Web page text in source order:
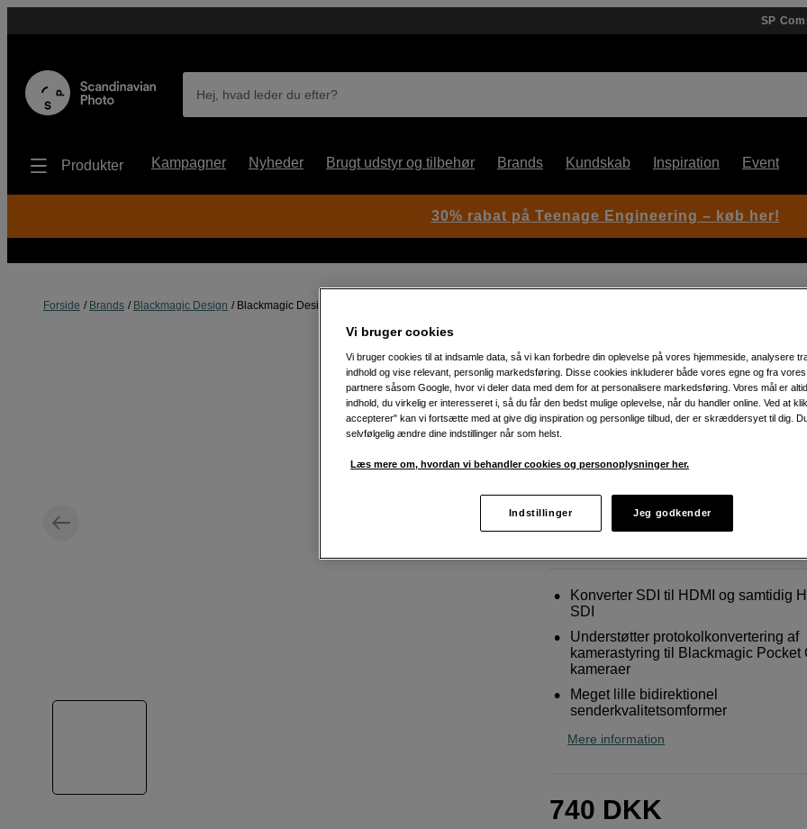
SP
Hej, hvad leder du efter?
Produkter Kampagner Nyheder Brugt udstyr og tilbehør Brands Kundskab Inspiration Event
Forside Brands Blackmagic Design Blackmagic Design Micro konverter BiDirect SDI/HDMI 3G med nätdel
Artikelnummer: 1050084
3G med nätdel
Micro Converter - BiDirect
3G med strømforsyning
Weblager
På lager
Konverter SDI til HDMI og samtidig
SDI
Understøtter protokolkonvertering af
kamerastyring til Blackmagic Pocket
kameraer
Meget lille bidirektionel
senderkvalitetsomformer
Mere information
740 DKK
30% rabat på Teenage Engineering – køb her!
Vi bruger cookies
Vi bruger cookies til at indsamle data, så vi kan forbedre din oplevelse på vores hjemmeside, analysere
indhold og vise relevant, personlig markedsføring. Disse cookies inkluderer både vores egne og fra
partnere såsom Google, hvor vi deler data med dem for at personalisere markedsføring. Vores mål er
indhold, du virkelig er interesseret i, så du får den bedst mulige oplevelse, når du handler online. Ved at
accepterer" kan vi fortsætte med at give dig inspiration og personlige tilbud, der er skræddersyet til dig.
selvfølgelig ændre dine indstillinger når som helst.
Læs mere om, hvordan vi behandler cookies og personoplysninger her.
Indstillinger Jeg godkender